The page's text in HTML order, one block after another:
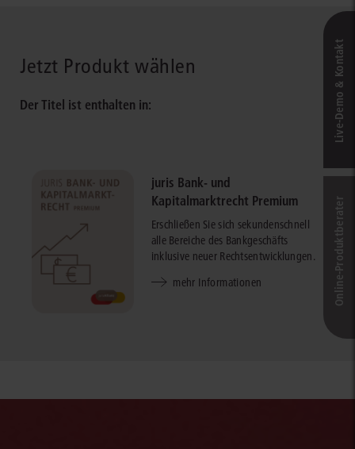
Jetzt Produkt wählen
Der Titel ist enthalten in:
juris Bank- und
Kapitalmarktrecht Premium
Erschließen Sie sich sekundenschnell
alle Bereiche des Bankgeschäfts
inklusive neuer Rechtsentwicklungen.
mehr Informationen
Live‑Demo & Kontakt
Online-Produkt­berater